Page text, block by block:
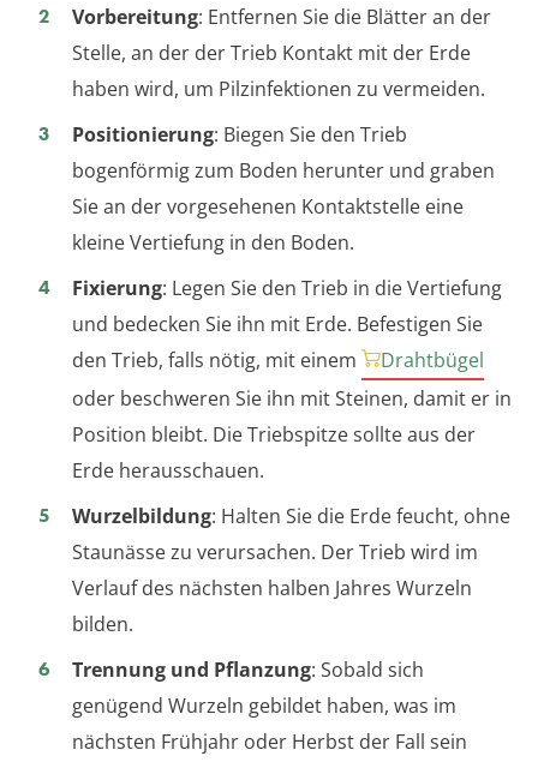
Vorbereitung: Entfernen Sie die Blätter an der
Stelle, an der der Trieb Kontakt mit der Erde
haben wird, um Pilzinfektionen zu vermeiden.
Positionierung: Biegen Sie den Trieb
bogenförmig zum Boden herunter und graben
Sie an der vorgesehenen Kontaktstelle eine
kleine Vertiefung in den Boden.
Fixierung: Legen Sie den Trieb in die Vertiefung
und bedecken Sie ihn mit Erde. Befestigen Sie
den Trieb, falls nötig, mit einem
Drahtbügel
oder beschweren Sie ihn mit Steinen, damit er in
Position bleibt. Die Triebspitze sollte aus der
Erde herausschauen.
Wurzelbildung: Halten Sie die Erde feucht, ohne
Staunässe zu verursachen. Der Trieb wird im
Verlauf des nächsten halben Jahres Wurzeln
bilden.
Trennung und Pflanzung: Sobald sich
genügend Wurzeln gebildet haben, was im
nächsten Frühjahr oder Herbst der Fall sein